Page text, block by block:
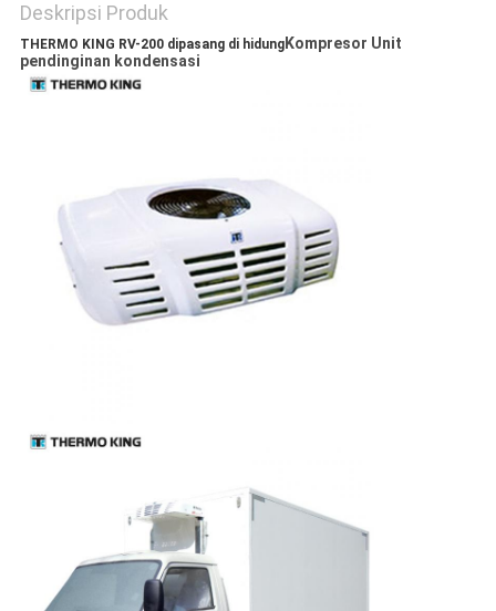
Deskripsi Produk
THERMO KING RV-200 dipasang di hidungKompresor Unit
pendinginan kondensasi